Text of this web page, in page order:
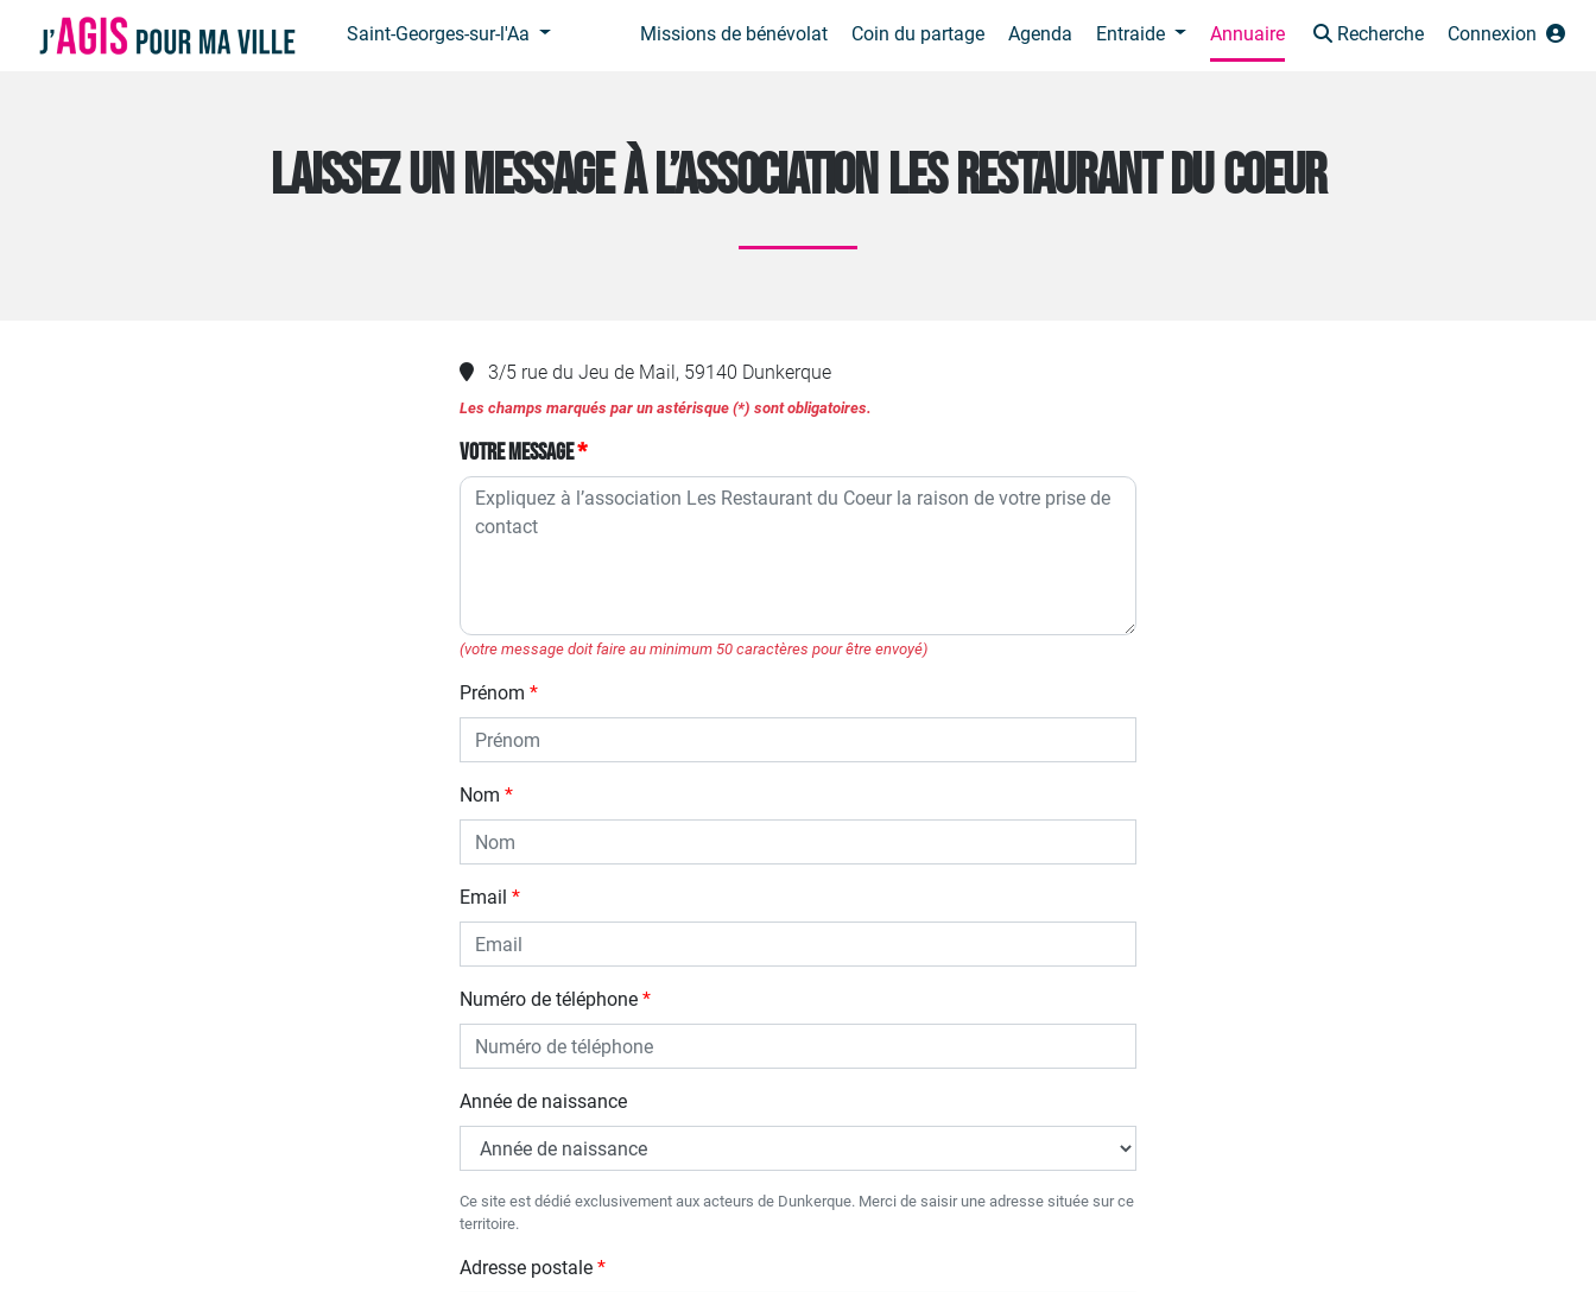
Saint-Georges-sur-l'Aa Missions de bénévolat Coin du partage Agenda Entraide Annuaire Recherche Connexion
LAISSEZ UN MESSAGE À L’ASSOCIATION LES RESTAURANT DU COEUR
3/5 rue du Jeu de Mail, 59140 Dunkerque
Les champs marqués par un astérisque (*) sont obligatoires.
Votre message
(votre message doit faire au minimum 50 caractères pour être envoyé)
Prénom
Nom
Email
Numéro de téléphone
Année de naissance
Ce site est dédié exclusivement aux acteurs de Dunkerque. Merci de saisir une adresse située sur ce
territoire.
Adresse postale
Panneau de gestion des cookies